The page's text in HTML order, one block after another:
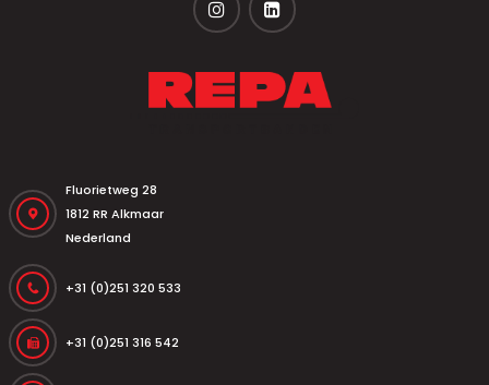
Fluorietweg 28
1812 RR Alkmaar
Nederland
+31 (0)251 320 533
+31 (0)251 316 542